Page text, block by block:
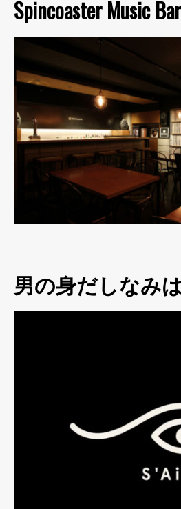
Spincoaster Music
男の身だしなみ